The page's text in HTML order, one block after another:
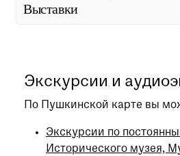
Выставки
Экскурсии и
По Пушкинской карте вы
Экскурсии по
Исторического музея,